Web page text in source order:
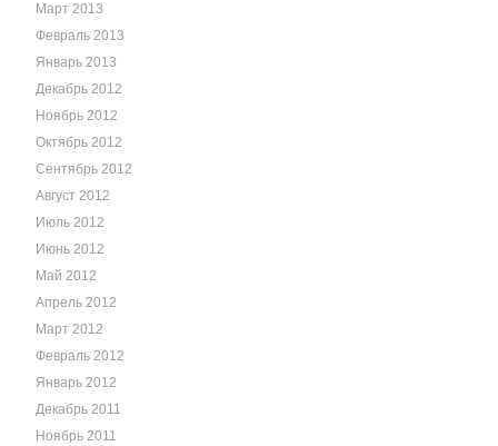
Март 2013
Февраль 2013
Январь 2013
Декабрь 2012
Ноябрь 2012
Октябрь 2012
Сентябрь 2012
Август 2012
Июль 2012
Июнь 2012
Май 2012
Апрель 2012
Март 2012
Февраль 2012
Январь 2012
Декабрь 2011
Ноябрь 2011